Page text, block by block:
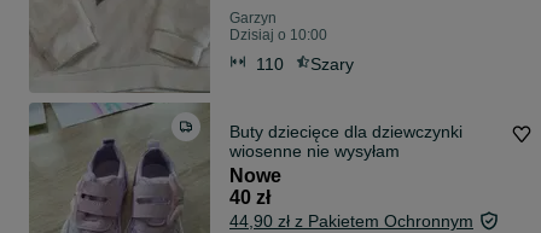
Garzyn
Dzisiaj o 10:00
110 Szary
Buty dziecięce dla dziewczynki
wiosenne nie wysyłam
Nowe
40 zł
44,90 zł z Pakietem Ochronnym